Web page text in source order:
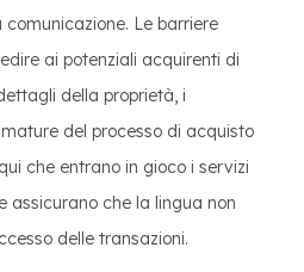
Le barriere
ai potenziali acquirenti di
della proprietà, i
del processo di acquisto
che entrano in gioco i servizi
assicurano che la lingua non
delle transazioni.